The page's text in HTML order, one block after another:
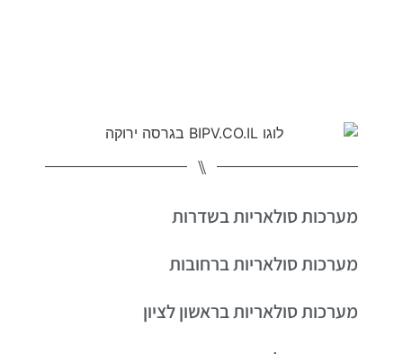
⑊
מערכות סולאריות בשדרות
מערכות סולאריות ברחובות
מערכות סולאריות בראשון לציון